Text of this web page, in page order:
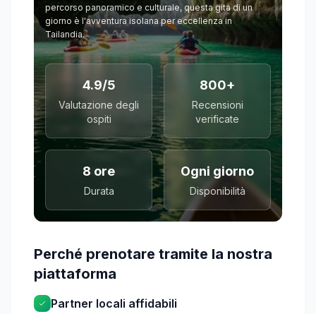
percorso panoramico e culturale, questa gita di un
giorno è l'avventura isolana per eccellenza in
Tailandia.
4.9/5
Valutazione degli
ospiti
800+
Recensioni
verificate
8 ore
Durata
Ogni giorno
Disponibilità
Perché prenotare tramite la nostra
piattaforma
Partner locali affidabili